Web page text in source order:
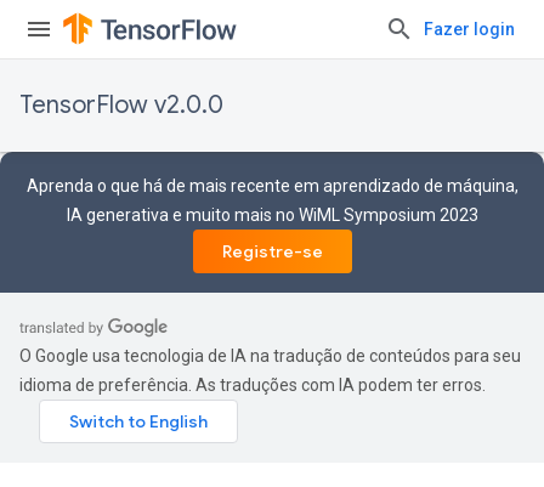
Fazer login
TensorFlow v2.0.0
Aprenda o que há de mais recente em aprendizado de máquina,
IA generativa e muito mais no WiML Symposium 2023
Registre-se
O Google usa tecnologia de IA na tradução de conteúdos para seu
idioma de preferência. As traduções com IA podem ter erros.